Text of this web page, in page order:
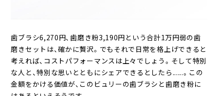
歯ブラシ6,270円、歯磨き粉3,190円という合計1万円弱の歯
磨きセットは、確かに贅沢。でもそれで日常を格上げできると
考えれば、コストパフォーマンスは上々でしょう。そして特別
な人と、特別な思いとともにシェアできるとしたら......。この
金額をかける価値が、このビュリーの歯ブラシと歯磨き粉に